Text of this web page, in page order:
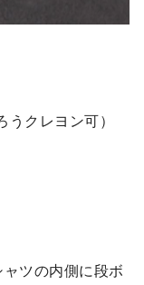
クレヨン可）
ツの内側に段ボ